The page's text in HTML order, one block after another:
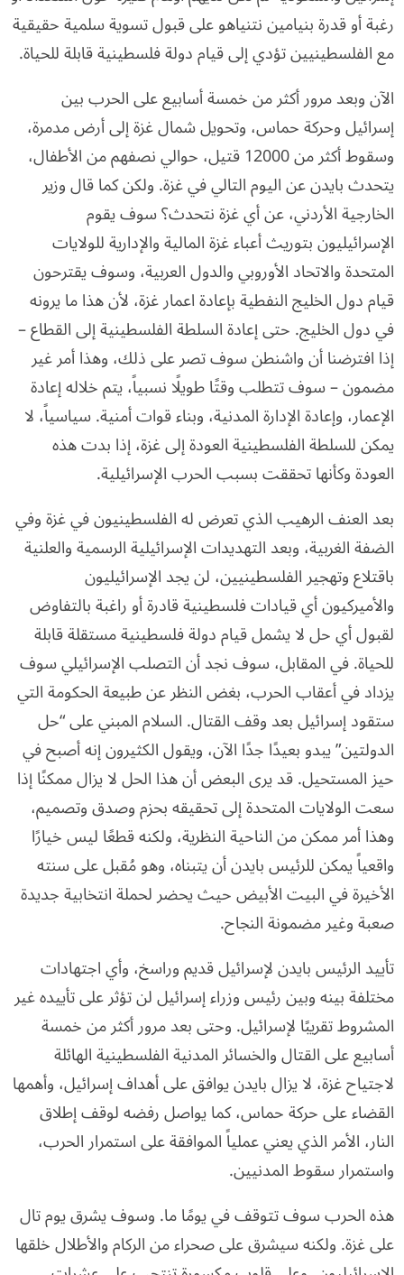
رغبة أو قدرة بنيامين نتنياهو على قبول تسوية سلمية حقيقية
مع الفلسطينيين تؤدي إلى قيام دولة فلسطينية قابلة للحياة.
الآن وبعد مرور أكثر من خمسة أسابيع على الحرب بين
إسرائيل وحركة حماس، وتحويل شمال غزة إلى أرض مدمرة،
وسقوط أكثر من 12000 قتيل، حوالي نصفهم من الأطفال،
يتحدث بايدن عن اليوم التالي في غزة. ولكن كما قال وزير
الخارجية الأردني، عن أي غزة نتحدث؟ سوف يقوم
الإسرائيليون بتوريث أعباء غزة المالية والإدارية للولايات
المتحدة والاتحاد الأوروبي والدول العربية، وسوف يقترحون
قيام دول الخليج النفطية بإعادة اعمار غزة، لأن هذا ما يرونه
في دول الخليج. حتى إعادة السلطة الفلسطينية إلى القطاع –
إذا افترضنا أن واشنطن سوف تصر على ذلك، وهذا أمر غير
مضمون – سوف تتطلب وقتًا طويلًا نسبياً، يتم خلاله إعادة
الإعمار، وإعادة الإدارة المدنية، وبناء قوات أمنية. سياسياً، لا
يمكن للسلطة الفلسطينية العودة إلى غزة، إذا بدت هذه
العودة وكأنها تحققت بسبب الحرب الإسرائيلية.
بعد العنف الرهيب الذي تعرض له الفلسطينيون في غزة وفي
الضفة الغربية، وبعد التهديدات الإسرائيلية الرسمية والعلنية
باقتلاع وتهجير الفلسطينيين، لن يجد الإسرائيليون
والأميركيون أي قيادات فلسطينية قادرة أو راغبة بالتفاوض
لقبول أي حل لا يشمل قيام دولة فلسطينية مستقلة قابلة
للحياة. في المقابل، سوف نجد أن التصلب الإسرائيلي سوف
يزداد في أعقاب الحرب، بغض النظر عن طبيعة الحكومة التي
ستقود إسرائيل بعد وقف القتال. السلام المبني على “حل
الدولتين” يبدو بعيدًا جدًا الآن، ويقول الكثيرون إنه أصبح في
حيز المستحيل. قد يرى البعض أن هذا الحل لا يزال ممكنًا إذا
سعت الولايات المتحدة إلى تحقيقه بحزم وصدق وتصميم،
وهذا أمر ممكن من الناحية النظرية، ولكنه قطعًا ليس خيارًا
واقعياً يمكن للرئيس بايدن أن يتبناه، وهو مُقبل على سنته
الأخيرة في البيت الأبيض حيث يحضر لحملة انتخابية جديدة
صعبة وغير مضمونة النجاح.
تأييد الرئيس بايدن لإسرائيل قديم وراسخ، وأي اجتهادات
مختلفة بينه وبين رئيس وزراء إسرائيل لن تؤثر على تأييده غير
المشروط تقريبًا لإسرائيل. وحتى بعد مرور أكثر من خمسة
أسابيع على القتال والخسائر المدنية الفلسطينية الهائلة
لاجتياح غزة، لا يزال بايدن يوافق على أهداف إسرائيل، وأهمها
القضاء على حركة حماس، كما يواصل رفضه لوقف إطلاق
النار، الأمر الذي يعني عملياً الموافقة على استمرار الحرب،
واستمرار سقوط المدنيين.
هذه الحرب سوف تتوقف في يومًا ما. وسوف يشرق يوم تال
على غزة. ولكنه سيشرق على صحراء من الركام والأطلال خلقها